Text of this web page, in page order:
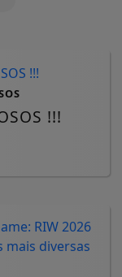
!!!